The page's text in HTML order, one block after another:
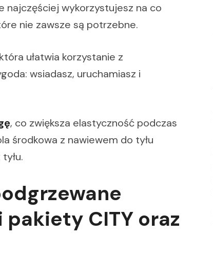
najczęściej wykorzystujesz na co
nie zawsze są potrzebne.
ułatwia korzystanie z
wsiadasz, uruchamiasz i
, co zwiększa elastyczność podczas
środkowa z nawiewem do tyłu
CITY oraz